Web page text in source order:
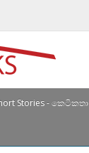
Stories - කෙටිකතා